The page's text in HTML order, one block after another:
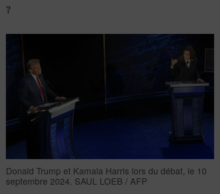
?
Donald Trump et Kamala Harris lors du débat, le 10
septembre 2024. SAUL LOEB / AFP